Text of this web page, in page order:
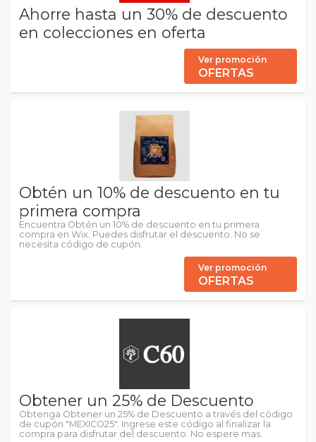
Ahorre hasta un 30% de descuento
en colecciones en oferta
Ver promoción
OFERTAS
Obtén un 10% de descuento en tu
primera compra
Encuentra Obtén un 10% de descuento en tu primera
compra en Wix. Puedes disfrutar el descuento. No se
necesita código de cupón.
Ver promoción
OFERTAS
Obtener un 25% de Descuento
Obtenga Obtener un 25% de Descuento a través del código
de cupón "MEXICO25". Ingrese este código al finalizar la
compra para disfrutar del descuento. No espere mas.